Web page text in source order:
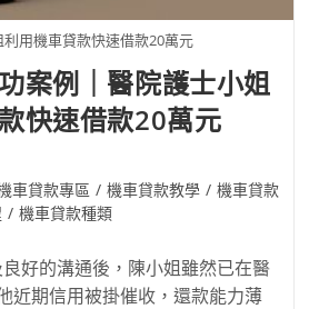
用機車貸款快速借款20萬元
案例｜醫院護士小姐
快速借款20萬元
車貸款專區 / 機車貸款教學 / 機車貸款
/ 機車貸款種類
好的溝通後，陳小姐雖然已在醫
近期信用被掛催收，還款能力薄